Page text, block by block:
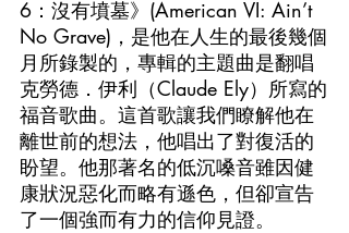
6：沒有墳墓》(American VI: Ain’t
No Grave)，是他在人生的最後幾個
月所錄製的，專輯的主題曲是翻唱
克勞德．伊利（Claude Ely）所寫的
福音歌曲。這首歌讓我們瞭解他在
離世前的想法，他唱出了對復活的
盼望。他那著名的低沉嗓音雖因健
康狀況惡化而略有遜色，但卻宣告
了一個強而有力的信仰見證。